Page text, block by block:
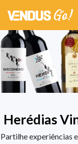
Herédias
Partilhe experiências